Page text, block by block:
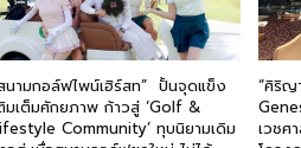
นามกอล์ฟไพน์เฮิร์สท” ปั้นจุดแข็ง
มเต็มศักยภาพ ก้าวสู่ ‘Golf &
Community’ ทุบนิยามเดิม
“ศิริญ
เวชศ